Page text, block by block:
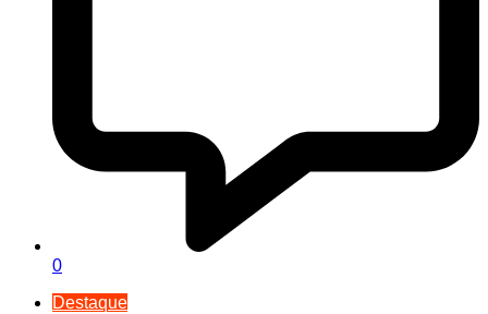
0
Destaque